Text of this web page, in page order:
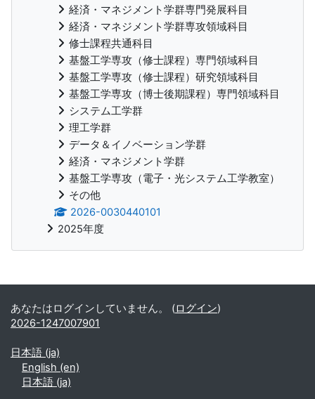
経済・マネジメント学群専門発展科目
経済・マネジメント学群専攻領域科目
修士課程共通科目
基盤工学専攻（修士課程）専門領域科目
基盤工学専攻（修士課程）研究領域科目
基盤工学専攻（博士後期課程）専門領域科目
システム工学群
理工学群
データ＆イノベーション学群
経済・マネジメント学群
基盤工学専攻（電子・光システム工学教室）
その他
2026-0030440101
2025年度
補助ブロック
あなたはログインしていません。 (ログイン)
2026-1247007901
日本語 ‎(ja)‎
English ‎(en)‎
日本語 ‎(ja)‎